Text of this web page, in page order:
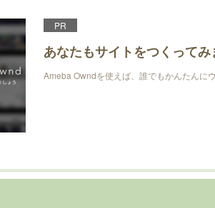
PR
あなたもサイトをつくって
Ameba Owndを使えば、誰でもかんたんに